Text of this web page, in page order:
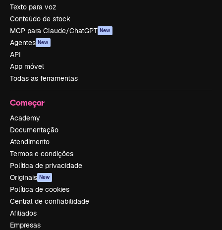
Texto para voz
Conteúdo de stock
MCP para Claude/ChatGPT New
Agentes New
API
App móvel
Todas as ferramentas
Começar
Academy
Documentação
Atendimento
Termos e condições
Política de privacidade
Originais New
Política de cookies
Central de confiabilidade
Afiliados
Empresas